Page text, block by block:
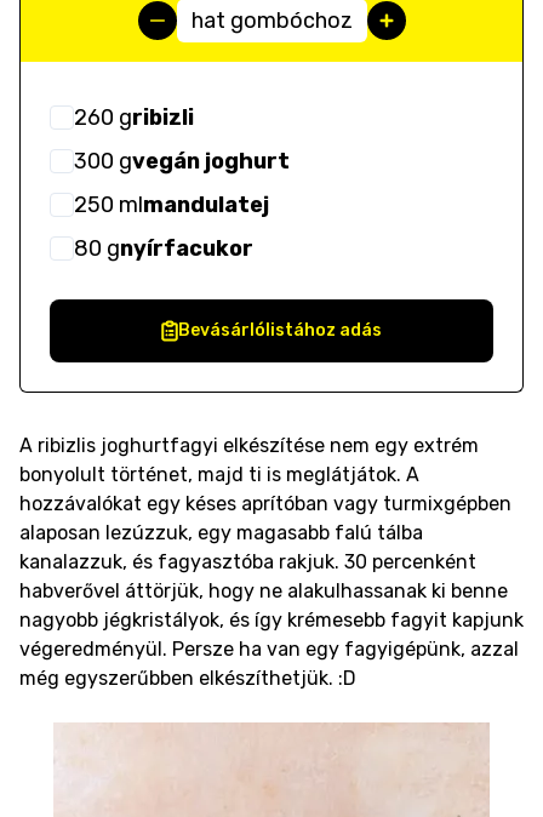
hat gombóchoz
260 gribizli
300 gvegán joghurt
250 mlmandulatej
80 gnyírfacukor
Bevásárlólistához adás
A ribizlis joghurtfagyi elkészítése nem egy extrém
bonyolult történet, majd ti is meglátjátok. A
hozzávalókat egy késes aprítóban vagy turmixgépben
alaposan lezúzzuk, egy magasabb falú tálba
kanalazzuk, és fagyasztóba rakjuk. 30 percenként
habverővel áttörjük, hogy ne alakulhassanak ki benne
nagyobb jégkristályok, és így krémesebb fagyit kapjunk
végeredményül. Persze ha van egy fagyigépünk, azzal
még egyszerűbben elkészíthetjük. :D